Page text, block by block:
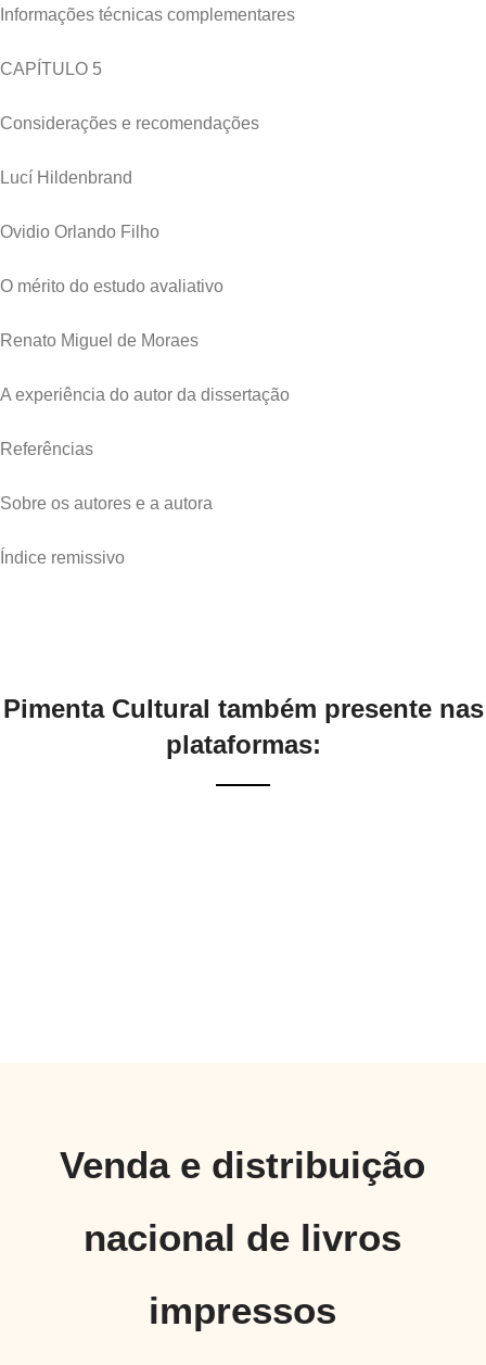
Informações técnicas complementares
CAPÍTULO 5
Considerações e recomendações
Lucí Hildenbrand
Ovidio Orlando Filho
O mérito do estudo avaliativo
Renato Miguel de Moraes
A experiência do autor da dissertação
Referências
Sobre os autores e a autora
Índice remissivo
Pimenta Cultural também presente nas
plataformas:
Venda e distribuição
nacional de livros
impressos